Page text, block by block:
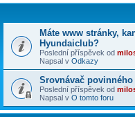
Máte www stránky,
Hyundaiclub?
Poslední příspěvek od
Napsal v Odkazy
Srovnávač
Poslední příspěvek od
Napsal v O tomto foru